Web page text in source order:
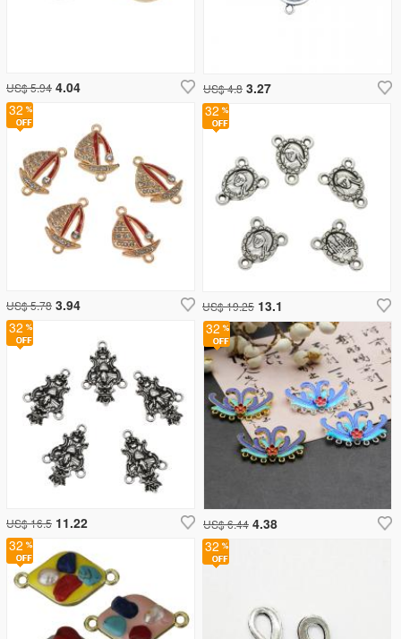
US$ 4.8 3.27
32
US$ 16.5 11.22
32
US$ 5.78 3.94
US$ 5.94 4.04
32
US$ 19.25 13.1
32
US$ 6.44 4.38
32
32